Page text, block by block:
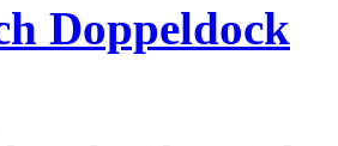
Doppeldock